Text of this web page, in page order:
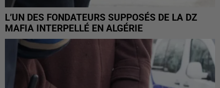
L’UN DES FONDATEURS SUPPOSÉS DE LA DZ
MAFIA INTERPELLÉ EN ALGÉRIE